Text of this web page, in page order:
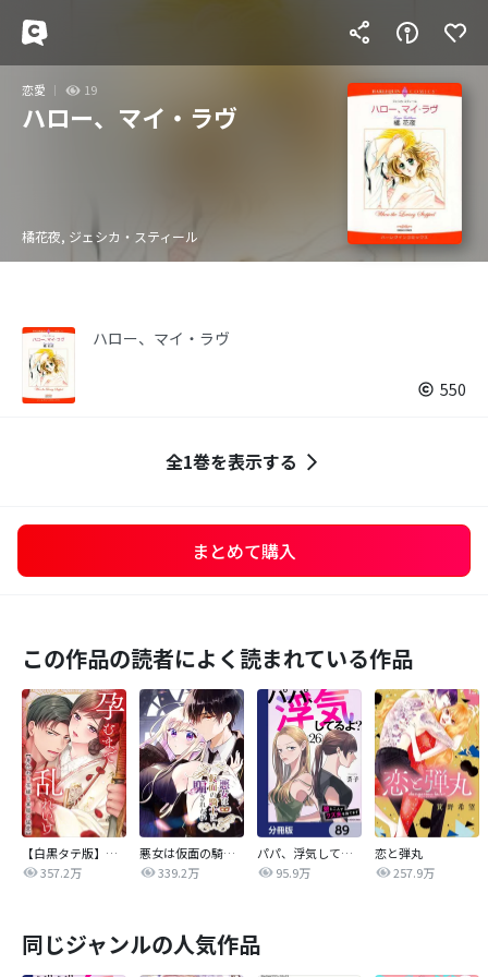
恋愛 19
ハロー、マイ・ラヴ
橘花夜, ジェシカ・スティール
ハロー、マイ・ラヴ
550
全1巻を表示する
まとめて購入
この作品の読者によく読まれている作品
【白黒タテ版】孕むまで乱れいけ～身代わり花嫁と軍服の猛愛
357.2万
悪女は仮面の騎士に騙されない
339.2万
パパ、浮気してるよ？娘と二人でクズ夫を捨てます【分冊版】
95.9万
恋と弾丸
257.9万
同じジャンルの人気作品